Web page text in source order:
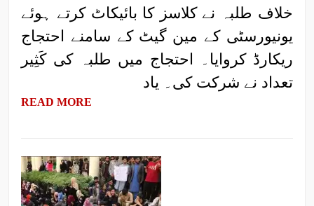
خلاف طلبہ نے کلاسز کا بائیکاٹ کرتے ہوئے
یونیورسٹی کے مین گیٹ کے سامنے احتجاج
ریکارڈ کروایا۔ احتجاج میں طلبہ کی کَثِیر
تعداد نے شرکت کی۔ یاد
READ MORE